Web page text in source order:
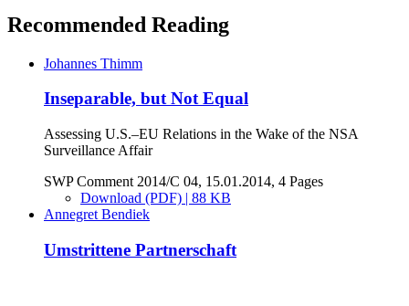
Recommended Reading
Johannes Thimm
Inseparable, but Not Equal
Assessing U.S.–EU Relations in the Wake of the NSA
Surveillance Affair
SWP Comment 2014/C 04, 15.01.2014, 4 Pages
Download (PDF) | 88 KB
Annegret Bendiek
Umstrittene Partnerschaft